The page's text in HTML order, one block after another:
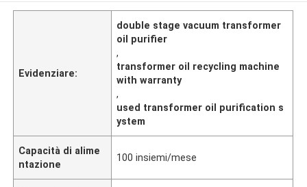
Evidenziare:
double stage vacuum transformer
oil purifier
,
transformer oil recycling machine
with warranty
,
used transformer oil purification s
ystem
Capacità di alime
ntazione
100 insiemi/mese